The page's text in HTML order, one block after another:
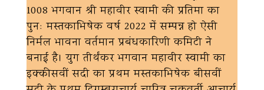
1008 भगवान श्री महावीर स्वामी की प्रतिमा का
पुनः मस्तकाभिषेक वर्ष 2022 में सम्पन्न हो ऐसी
निर्मल भावना वर्तमान प्रबंधकारिणी कमिटी ने
बनाई है। युग तीर्थंकर भगवान महावीर स्वामी का
इक्कीसवीं सदी का प्रथम मस्तकाभिषेक बीसवीं